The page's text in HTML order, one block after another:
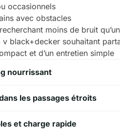
occasionnels
avec obstacles
moins de bruit
v black+decker souhaitant
et d’un entretien simple
nourrissant
les passages étroits
et charge rapide